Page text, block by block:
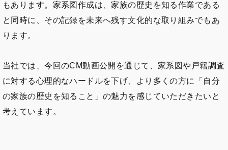
もあります。家系図作成は、家族の歴史を知る作業である
と同時に、その記録を未来へ残す文化的な取り組みでもあ
ります。
当社では、今回のCM動画公開を通じて、家系図や戸籍調査
に対する心理的なハードルを下げ、より多くの方に「自分
の家族の歴史を知ること」の魅力を感じていただきたいと
考えています。